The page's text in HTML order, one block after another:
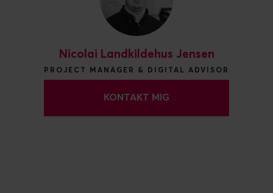
Nicolai Landkildehus Jensen
PROJECT MANAGER & DIGITAL ADVISOR
KONTAKT MIG